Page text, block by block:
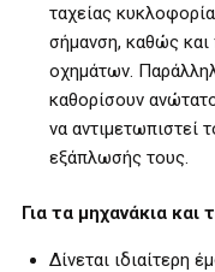
ταχείας
σήμανση, καθώς
οχημάτων.
καθορίσουν
να αντιμετωπιστεί
εξάπλωσής τους.
Για τα μηχανάκια και
Δίνεται ιδιαίτερη